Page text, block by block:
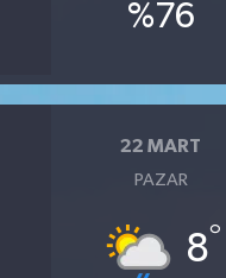
%76
22 MART
PAZAR
8°